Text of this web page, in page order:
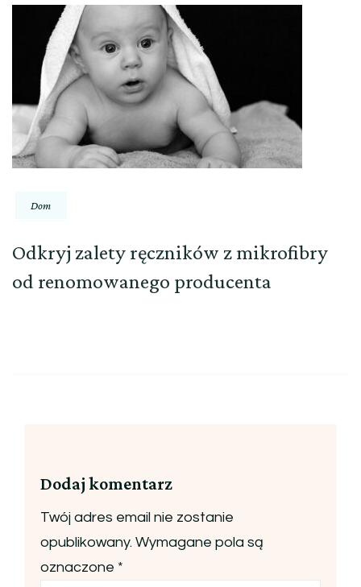
Dom
Odkryj zalety ręczników z mikrofibry
od renomowanego producenta
Dodaj komentarz
Twój adres email nie zostanie
opublikowany. Wymagane pola są
oznaczone *